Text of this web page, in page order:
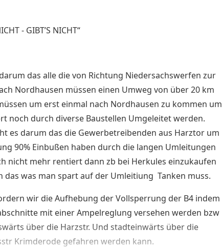
- GIBT’S NICHT“
das alle die von Richtung Niedersachswerfen zur
Nordhausen müssen einen Umweg von über 20 km
um erst einmal nach Nordhausen zu kommen um
noch durch diverse Baustellen Umgeleitet werden.
es darum das die Gewerbetreibenden aus Harztor um
90% Einbußen haben durch die langen Umleitungen
nicht mehr rentiert dann zb bei Herkules einzukaufen
das was man spart auf der Umleitiung Tanken muss.
wir die Aufhebung der Vollsperrung der B4 indem
mit einer Ampelreglung versehen werden bzw
über die Harzstr. Und stadteinwärts über die
Krimderode gefahren werden kann.